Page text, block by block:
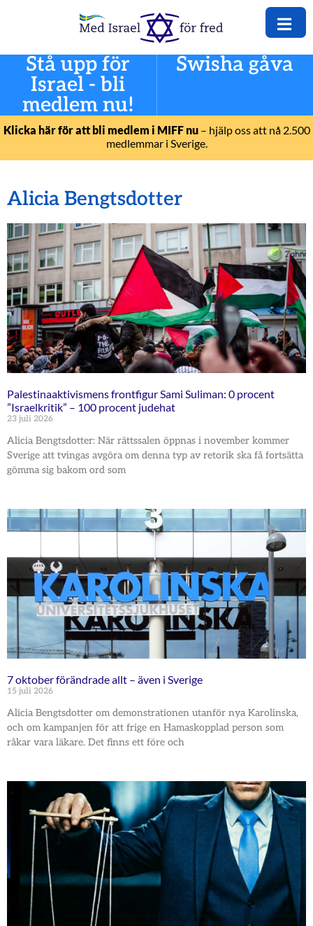
Stå upp för
Israel - bli
medlem nu!
Swisha gåva
Klicka här för att bli medlem i MIFF nu– hjälp oss att nå 2.500
medlemmar i Sverige.
Alicia Bengtsdotter
Palestinaaktivismens frontfigur Sami Suliman: 0 procent
”Israelkritik” – 100 procent judehat
23 juli 2026
Alicia Bengtsdotter: När rättssalen öppnas i november kommer
Sverige att tvingas avgöra om denna typ av retorik ska få fortsätta
gömma sig bakom ord som
7 oktober förändrade allt – även i Sverige
15 juli 2026
Alicia Bengtsdotter om demonstrationen utanför nya Karolinska,
och om kampanjen för att frige en Hamaskopplad person som
råkar vara läkare. Det finns ett före och